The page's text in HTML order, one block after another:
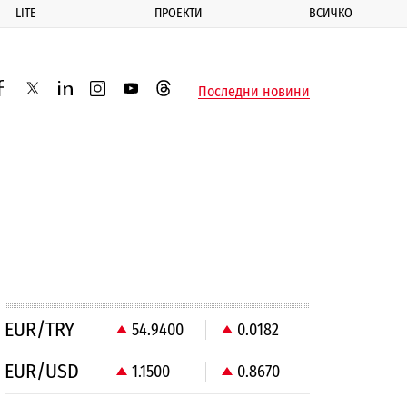
LITE ПРОЕКТИ ВСИЧКО
twitterlinkedininstagram
youtubethreadsПоследни новини
EUR/TRY 54.9400 0.0182
EUR/USD 1.1500 0.8670